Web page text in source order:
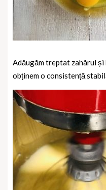
Adăugăm treptat zahărul
obținem o consistență